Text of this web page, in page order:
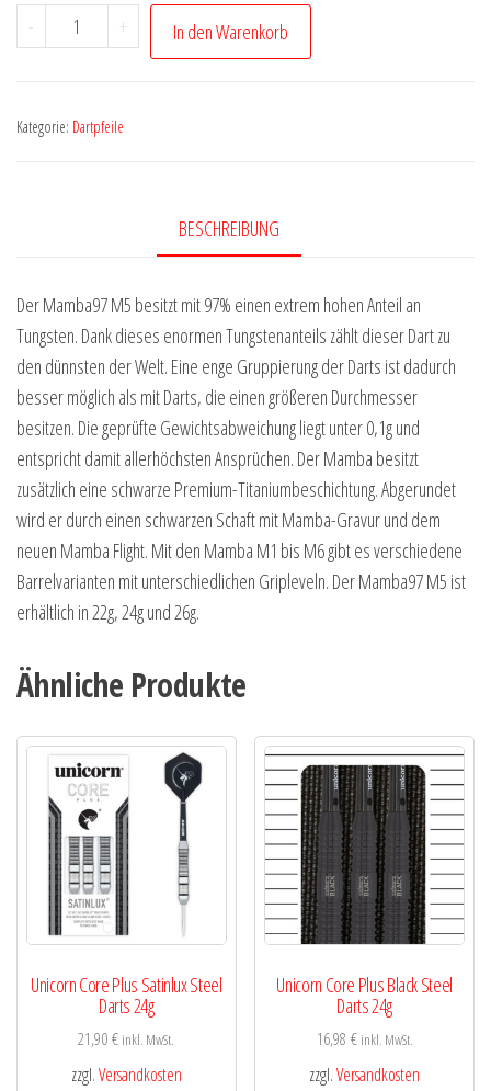
-
BULL'S
Mamba
Steel
+ In den Warenkorb
Kategorie: Dartpfeile
BESCHREIBUNG
Der Mamba97 M5 besitzt mit 97% einen extrem hohen Anteil an
Tungsten. Dank dieses enormen Tungstenanteils zählt dieser Dart zu
den dünnsten der Welt. Eine enge Gruppierung der Darts ist dadurch
besser möglich als mit Darts, die einen größeren Durchmesser
besitzen. Die geprüfte Gewichtsabweichung liegt unter 0,1g und
entspricht damit allerhöchsten Ansprüchen. Der Mamba besitzt
zusätzlich eine schwarze Premium-Titaniumbeschichtung. Abgerundet
wird er durch einen schwarzen Schaft mit Mamba-Gravur und dem
neuen Mamba Flight. Mit den Mamba M1 bis M6 gibt es verschiedene
Barrelvarianten mit unterschiedlichen Gripleveln. Der Mamba97 M5 ist
erhältlich in 22g, 24g und 26g.
Ähnliche Produkte
Unicorn Core Plus Satinlux Steel
Darts 24g
21,90€ inkl. MwSt.
zzgl.Versandkosten
Unicorn Core Plus Black Steel
Darts 24g
16,98 € inkl. MwSt.
zzgl.Versandkosten